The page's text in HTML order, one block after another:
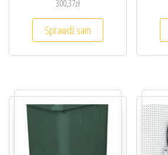
300,37zł
Sprawdź sam